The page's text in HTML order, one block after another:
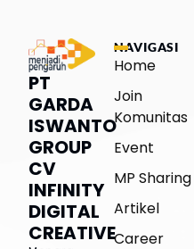
PT
GARDA
ISWANTO
GROUP
CV
INFINITY
DIGITAL
CREATIVE
NAVIGASI
Home
Join
Komunitas
Event
MP Sharing
Artikel
Career